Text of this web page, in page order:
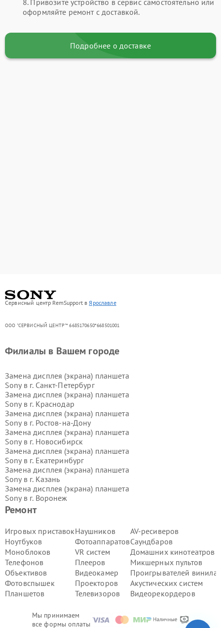
8. Привозите устройство в сервис самостоятельно или
оформляйте ремонт с доставкой.
Подробнее о доставке
Сервисный центр RemSupport в Ярославле
ООО "СЕРВИСНЫЙ ЦЕНТР"* 6685170650*668501001
Мы принимаем
все формы оплаты
Ремонт
Игровых приставок
Ноутбуков
Моноблоков
Телефонов
Объективов
Фотовспышек
Планшетов
Наушников
Фотоаппаратов
VR систем
Плееров
Видеокамер
Проекторов
Телевизоров
AV-ресиверов
Саундбаров
Домашних кинотеатров
Микшерных пультов
Проигрывателей винила
Акустических систем
Видеорекордеров
Филиалы в Вашем городе
Замена дисплея (экрана) планшета
Sony в г. Санкт-Петербург
Замена дисплея (экрана) планшета
Sony в г. Краснодар
Замена дисплея (экрана) планшета
Sony в г. Ростов-на-Дону
Замена дисплея (экрана) планшета
Sony в г. Новосибирск
Замена дисплея (экрана) планшета
Sony в г. Екатеринбург
Замена дисплея (экрана) планшета
Sony в г. Казань
Замена дисплея (экрана) планшета
Sony в г. Воронеж
Замена дисплея (экрана) планшета
Sony в г.Волгоград
Sony в г.Самара
Замена дисплея (экрана) планшета
Sony в г.Пермь
Замена дисплея (экрана) планшета
Sony в г.Красноярск
Замена дисплея (экрана) планшета
Sony в г.Ижевск
Замена дисплея (экрана) планшета
Sony в г. Челябинск
Замена дисплея (экрана) планшета